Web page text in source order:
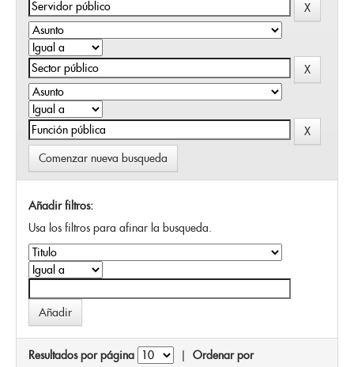
Comenzar nueva busqueda
Añadir filtros:
Usa los filtros para afinar la busqueda.
Resultados por página | Ordenar por